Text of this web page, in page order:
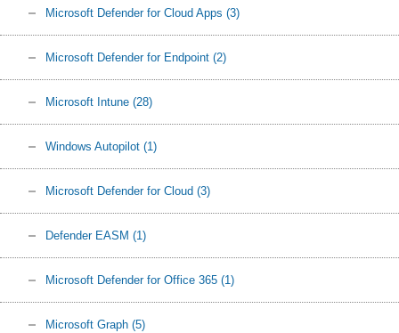
Microsoft Defender for Cloud Apps (3)
Microsoft Defender for Endpoint (2)
Microsoft Intune (28)
Windows Autopilot (1)
Microsoft Defender for Cloud (3)
Defender EASM (1)
Microsoft Defender for Office 365 (1)
Microsoft Graph (5)